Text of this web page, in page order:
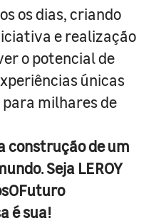
os dias, criando
e realização
o potencial de
únicas
milhares de
construção de um
Seja LEROY
é sua!